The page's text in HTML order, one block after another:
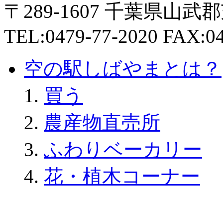
〒289-1607 千葉県山武
TEL:0479-77-2020
空の駅しばやまとは？
買う
農産物直売所
ふわりベーカリー
花・植木コーナー